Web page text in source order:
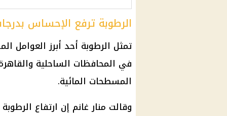
الرطوبة ترفع الإحساس
تمثل الرطوبة أحد أبرز
في المحافظات الساحلية
المسطحات المائية.
وقالت منار غانم إن ارتفاع